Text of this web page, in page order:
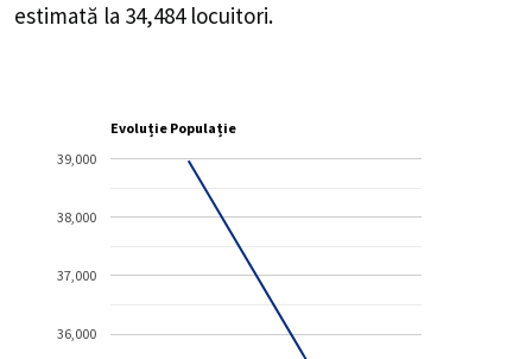
estimată la 34,484locuitori.
Evoluție Populație
36,000
37,000
38,000
39,000